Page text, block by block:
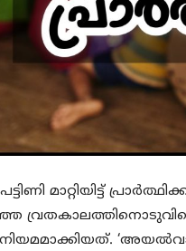
പട്ടിണി മാറ്റിയിട്ട്
നിയമമാക്കിയത്.